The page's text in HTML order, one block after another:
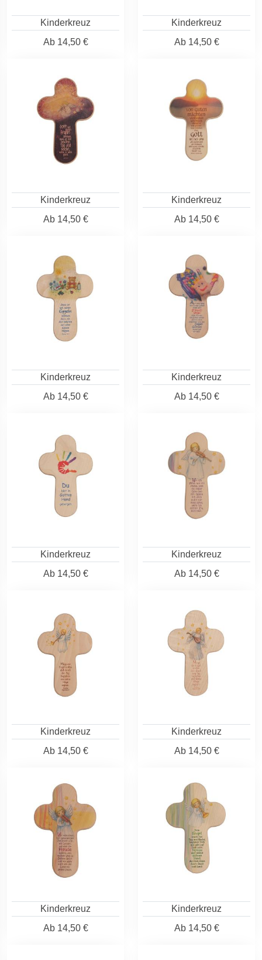
Kinderkreuz
Ab14,50 €
Kinderkreuz
Ab14,50 €
Kinderkreuz
Ab14,50 €
Kinderkreuz
Ab14,50 €
Kinderkreuz
Ab14,50 €
Kinderkreuz
Ab14,50 €
Kinderkreuz
Ab14,50 €
Kinderkreuz
Ab14,50 €
Kinderkreuz
Ab14,50 €
Kinderkreuz
Ab14,50 €
Kinderkreuz
Ab14,50 €
Kinderkreuz
Ab14,50 €